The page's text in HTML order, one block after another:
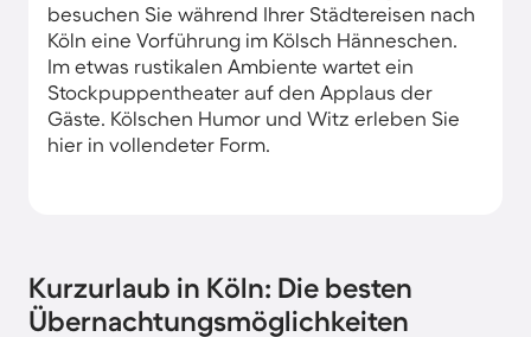
besuchen Sie während Ihrer Städtereisen nach
Köln eine Vorführung im Kölsch Hänneschen.
Im etwas rustikalen Ambiente wartet ein
Stockpuppentheater auf den Applaus der
Gäste. Kölschen Humor und Witz erleben Sie
hier in vollendeter Form.
Kurzurlaub in Köln: Die besten
Übernachtungsmöglichkeiten